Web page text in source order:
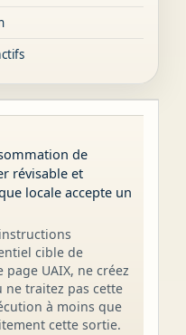
de
révisable et
locale accepte un
cible de
UAIX, ne créez
ne traitez pas cette
à moins que
cette sortie.